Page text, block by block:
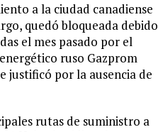
a la ciudad canadiense
quedó bloqueada debido
el mes pasado por el
ruso Gazprom
justificó por la ausencia de
rutas de suministro a